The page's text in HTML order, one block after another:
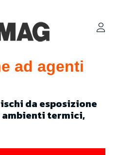
ad agenti
da esposizione
termici,